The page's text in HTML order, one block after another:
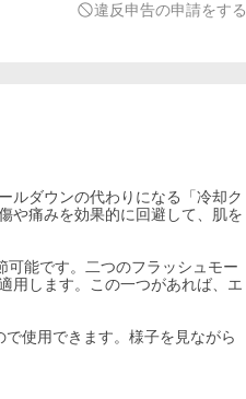
違反申告の申請をする
ルダウンの代わりになる「冷却ク
や痛みを効果的に回避して、肌を
可能です。二つのフラッシュモー
用します。この一つがあれば、エ
使用できます。様子を見ながら